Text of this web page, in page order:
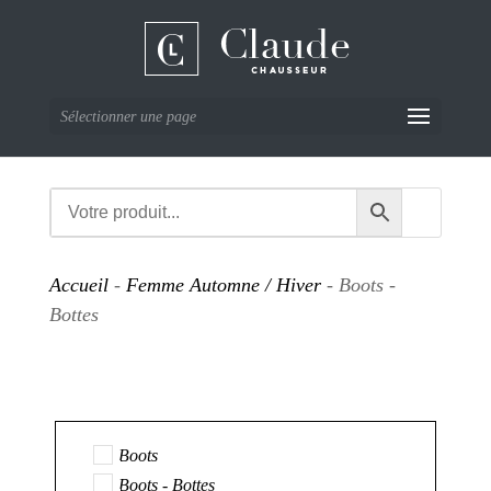
Sélectionner une page
Accueil- Femme Automne / Hiver- Boots -
Bottes
Boots
Boots - Bottes